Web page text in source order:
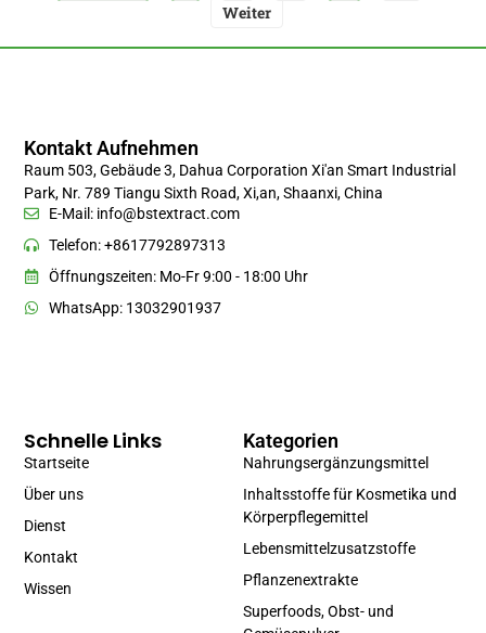
Weiter
Kategorien
Nahrungsergänzungsmittel
Inhaltsstoffe für Kosmetika und
Körperpflegemittel
Lebensmittelzusatzstoffe
Pflanzenextrakte
Superfoods, Obst- und
Schnelle Links
Startseite
Über uns
Dienst
Kontakt
Wissen
Kontakt Aufnehmen
Raum 503, Gebäude 3, Dahua Corporation Xi'an Smart Industrial
Park, Nr. 789 Tiangu Sixth Road, Xi,an, Shaanxi, China
E-Mail: info@bstextract.com
Telefon: +8617792897313
Öffnungszeiten: Mo-Fr 9:00 - 18:00 Uhr
WhatsApp: 13032901937